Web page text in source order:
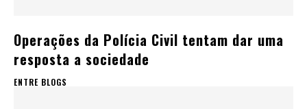
Operações da Polícia Civil tentam dar uma
resposta a sociedade
ENTRE BLOGS